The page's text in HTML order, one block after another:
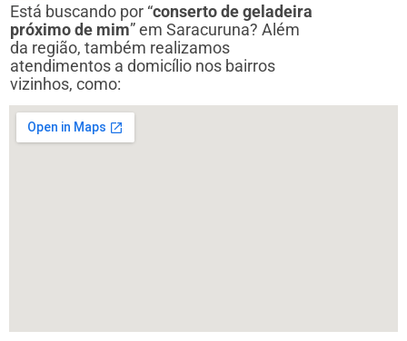
Está buscando por “conserto de geladeira
próximo de mim” em Saracuruna? Além
da região, também realizamos
atendimentos a domicílio nos bairros
vizinhos, como: